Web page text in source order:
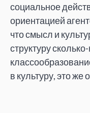
социальное
ориентацией
что смысл и
структуру
в культуру, это же